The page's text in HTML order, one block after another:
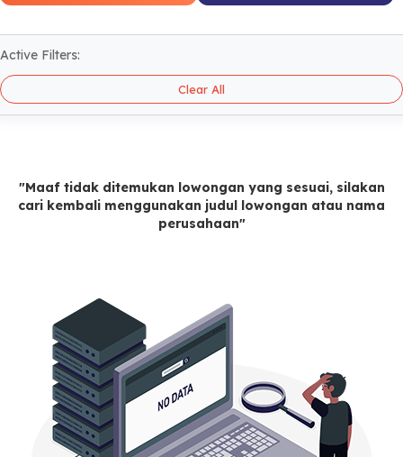
Active Filters:
Clear All
"Maaf tidak ditemukan lowongan yang sesuai, silakan
cari kembali menggunakan judul lowongan atau nama
perusahaan"